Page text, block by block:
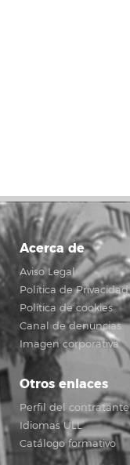
Acerca de
Aviso Legal
Política de Privacidad
Política de cookies
Canal de denuncias
Imagen corporativa
Otros enlaces
Perfil del contratante
Idiomas ULL
Catálogo formativo